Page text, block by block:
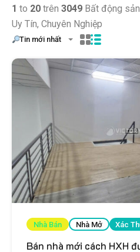
1 to 20 trên 3049 Bất động
Uy Tín, Chuyên Nghiệp
Tin mới nhất
Nhà Bán Nhà Mở Xác
Bán nhà mới cách HXH